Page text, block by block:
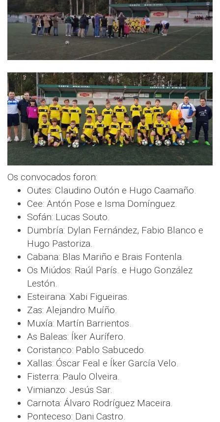
Os convocados foron:
Outes: Claudino Outón e Hugo Caamaño.
Cee: Antón Pose e Isma Domínguez.
Sofán: Lucas Souto.
Dumbría: Dylan Fernández, Fabio Blanco e
Hugo Pastoriza.
Cabana: Blas Mariño e Brais Fontenla.
Os Miúdos: Raúl París. e Hugo González
Lestón.
Esteirana: Xabi Figueiras.
Zas: Alejandro Muíño.
Muxía: Martín Barrientos.
As Baleas: Íker Aurífero.
Coristanco: Pablo Sabucedo.
Xallas: Óscar Feal e Íker García Velo.
Fisterra: Paulo Olveira.
Vimianzo: Jesús Sar.
Carnota: Álvaro Rodríguez Maceira.
Ponteceso: Dani Castro.